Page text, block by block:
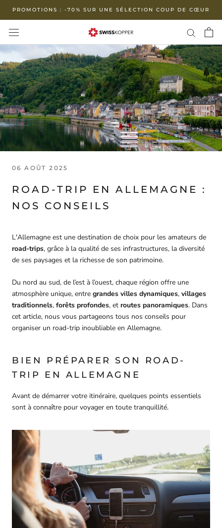
contenu
PROMOTIONS : -70% SUR UNE SÉLECTION COUP DE CŒUR
06 AOÛT 2025
ROAD-TRIP EN ALLEMAGNE :
NOS CONSEILS
L'Allemagne est une destination de choix pour les amateurs de
road-trips, grâce à la qualité de ses infrastructures, la diversité
de ses paysages et la richesse de son patrimoine.
Du nord au sud, de l’est à l’ouest, chaque région offre une
atmosphère unique, entre grandes villes dynamiques, villages
traditionnels, forêts profondes, et routes panoramiques. Dans
cet article, nous vous partageons tous nos conseils pour
organiser un road-trip inoubliable en Allemagne.
BIEN PRÉPARER SON ROAD-
TRIP EN ALLEMAGNE
Avant de démarrer votre itinéraire, quelques points essentiels
sont à connaître pour voyager en toute tranquillité.